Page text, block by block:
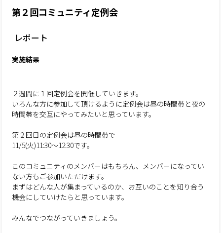
第２回コミュニティ定例会
レポート
実施結果
２週間に１回定例会を開催していきます。
いろんな方に参加して頂けるように定例会は昼の時間帯と夜の
時間帯を交互にやってみたいと思っています。
第２回目の定例会は昼の時間帯で
11/5(火)11:30〜12:30です。
このコミュニティのメンバーはもちろん、メンバーになってい
ない方もご参加いただけます。
まずはどんな人が集まっているのか、お互いのことを知り合う
機会にしていけたらと思っています。
みんなでつながっていきましょう。